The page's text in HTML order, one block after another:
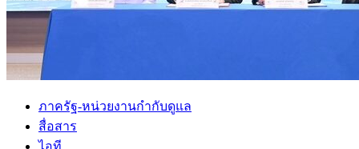
ภาครัฐ-หน่วยงานกำกับดูแล
สื่อสาร
ไอที